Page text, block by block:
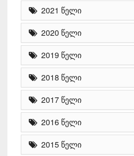
2021 წელი
2020 წელი
2019 წელი
2018 წელი
2017 წელი
2016 წელი
2015 წელი